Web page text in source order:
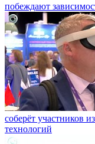
побеждают
соберёт участников
технологий